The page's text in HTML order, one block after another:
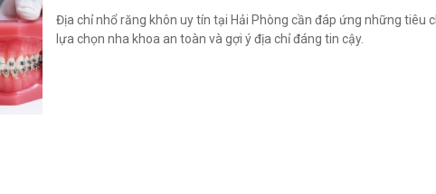
Địa chỉ nhổ răng khôn uy tín tại Hải Phòng cần đáp ứng những tiêu
lựa chọn nha khoa an toàn và gợi ý địa chỉ đáng tin cậy.